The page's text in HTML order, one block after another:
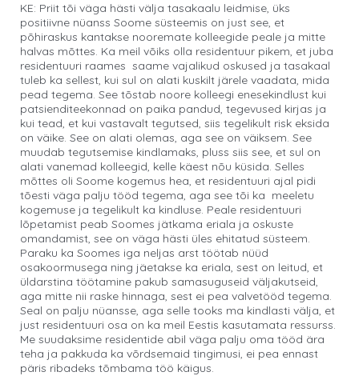
KE: Priit tõi väga hästi välja tasakaalu leidmise, üks
positiivne nüanss Soome süsteemis on just see, et
põhiraskus kantakse nooremate kolleegide peale ja mitte
halvas mõttes. Ka meil võiks olla residentuur pikem, et juba
residentuuri raames saame vajalikud oskused ja tasakaal
tuleb ka sellest, kui sul on alati kuskilt järele vaadata, mida
pead tegema. See tõstab noore kolleegi enesekindlust kui
patsienditeekonnad on paika pandud, tegevused kirjas ja
kui tead, et kui vastavalt tegutsed, siis tegelikult risk eksida
on väike. See on alati olemas, aga see on väiksem. See
muudab tegutsemise kindlamaks, pluss siis see, et sul on
alati vanemad kolleegid, kelle käest nõu küsida. Selles
mõttes oli Soome kogemus hea, et residentuuri ajal pidi
tõesti väga palju tööd tegema, aga see tõi ka meeletu
kogemuse ja tegelikult ka kindluse. Peale residentuuri
lõpetamist peab Soomes jätkama eriala ja oskuste
omandamist, see on väga hästi üles ehitatud süsteem.
Paraku ka Soomes iga neljas arst töötab nüüd
osakoormusega ning jäetakse ka eriala, sest on leitud, et
üldarstina töötamine pakub samasuguseid väljakutseid,
aga mitte nii raske hinnaga, sest ei pea valvetööd tegema.
Seal on palju nüansse, aga selle tooks ma kindlasti välja, et
just residentuuri osa on ka meil Eestis kasutamata ressurss.
Me suudaksime residentide abil väga palju oma tööd ära
teha ja pakkuda ka võrdsemaid tingimusi, ei pea ennast
päris ribadeks tõmbama töö käigus.